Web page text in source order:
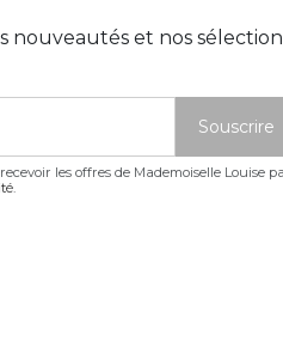
nouveautés et nos
les offres de Mademoiselle Louise
.